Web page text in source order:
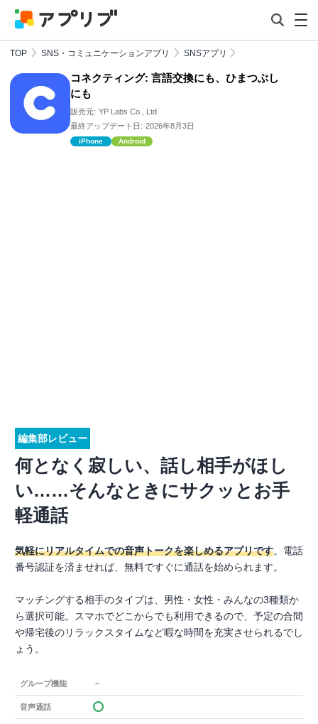
TOP SNS・コミュニケーションアプリ SNSアプリ
コネクティング: 言語交換にも、ひまつぶし
にも
販売元: YP Labs Co., Ltd
最終アップデート日: 2026年8月3日
iPhone Android
編集部レビュー
何となく寂しい、話し相手がほし
い……そんなときにサクッとお手
軽通話
気軽にリアルタイムでの音声トークを楽しめるアプリです。電話
番号認証を済ませれば、無料ですぐに通話を始められます。
マッチングする相手のタイプは、男性・女性・みんなの3種類か
ら選択可能。スマホでどこからでも利用できるので、予定の合間
や帰宅後のリラックスタイムなど暇な時間を充実させられるでし
ょう。
グループ機能 －
音声通話